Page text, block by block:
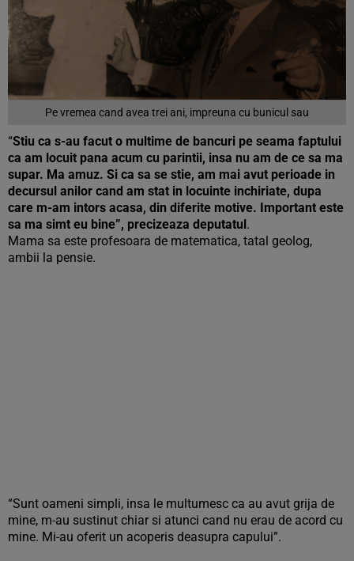
Pe vremea cand avea trei ani, impreuna cu bunicul sau
“Stiu ca s-au facut o multime de bancuri pe seama faptului
ca am locuit pana acum cu parintii, insa nu am de ce sa ma
supar. Ma amuz. Si ca sa se stie, am mai avut perioade in
decursul anilor cand am stat in locuinte inchiriate, dupa
care m-am intors acasa, din diferite motive. Important este
sa ma simt eu bine”, precizeaza deputatul .
Mama sa este profesoara de matematica, tatal geolog,
ambii la pensie.
“Sunt oameni simpli, insa le multumesc ca au avut grija de
mine, m-au sustinut chiar si atunci cand nu erau de acord cu
mine. Mi-au oferit un acoperis deasupra capului”.